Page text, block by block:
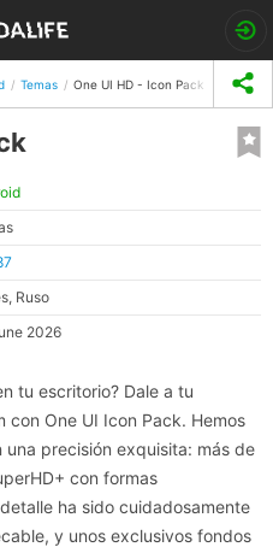
Temas One UI HD - Icon Pack
Ruso
2026
tu escritorio? Dale a tu
con One UI Icon Pack. Hemos
precisión exquisita: más de
con formas
ha sido cuidadosamente
y unos exclusivos fondos